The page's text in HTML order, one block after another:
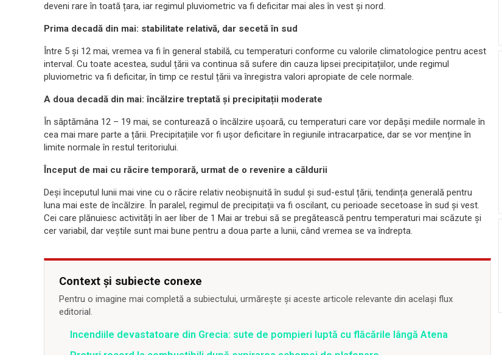
deveni rare în toată țara, iar regimul pluviometric va fi deficitar mai ales în vest și nord.
Prima decadă din mai: stabilitate relativă, dar secetă în sud
Între 5 și 12 mai, vremea va fi în general stabilă, cu temperaturi conforme cu valorile climatologice pentru acest
interval. Cu toate acestea, sudul țării va continua să sufere din cauza lipsei precipitațiilor, unde regimul
pluviometric va fi deficitar, în timp ce restul țării va înregistra valori apropiate de cele normale.
A doua decadă din mai: încălzire treptată și precipitații moderate
În săptămâna 12 – 19 mai, se conturează o încălzire ușoară, cu temperaturi care vor depăși mediile normale în
cea mai mare parte a țării. Precipitațiile vor fi ușor deficitare în regiunile intracarpatice, dar se vor menține în
limite normale în restul teritoriului.
Început de mai cu răcire temporară, urmat de o revenire a căldurii
Deși începutul lunii mai vine cu o răcire relativ neobișnuită în sudul și sud-estul țării, tendința generală pentru
luna mai este de încălzire. În paralel, regimul de precipitații va fi oscilant, cu perioade secetoase în sud și vest.
Cei care plănuiesc activități în aer liber de 1 Mai ar trebui să se pregătească pentru temperaturi mai scăzute și
cer variabil, dar veștile sunt mai bune pentru a doua parte a lunii, când vremea se va îndrepta.
Context și subiecte conexe
Pentru o imagine mai completă a subiectului, urmărește și aceste articole relevante din același flux
editorial.
Incendiile devastatoare din Grecia: sute de pompieri luptă cu flăcările lângă Atena